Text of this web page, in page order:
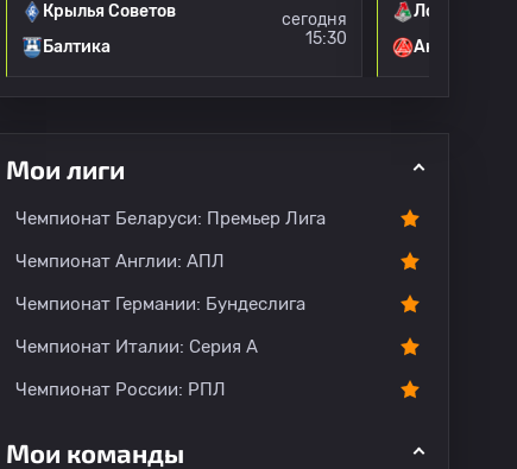
Крылья Советов
Балтика
сегодня
15:30
Локомотив
Акрон
Мои лиги
Чемпионат Беларуси: Премьер Лига
Чемпионат Англии: АПЛ
Чемпионат Германии: Бундеслига
Чемпионат Италии: Серия А
Чемпионат России: РПЛ
Мои команды